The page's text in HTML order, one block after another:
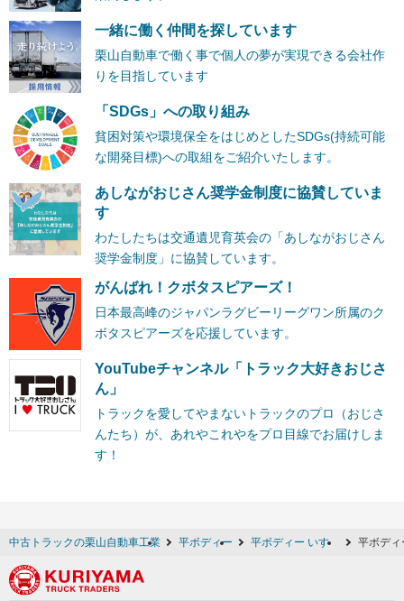
一緒に働く仲間を探しています
栗山自動車で働く事で個人の夢が実現できる会社作
りを目指しています
「SDGs」への取り組み
貧困対策や環境保全をはじめとしたSDGs(持続可能
な開発目標)への取組をご紹介いたします。
あしながおじさん奨学金制度に協賛していま
す
わたしたちは交通遺児育英会の「あしながおじさん
奨学金制度」に協賛しています。
がんばれ！クボタスピアーズ！
日本最高峰のジャパンラグビーリーグワン所属のク
ボタスピアーズを応援しています。
YouTubeチャンネル「トラック大好きおじさ
ん」
トラックを愛してやまないトラックのプロ（おじさ
んたち）が、あれやこれやをプロ目線でお届けしま
す！
中古トラックの栗山自動車工業 平ボディー 平ボディー いすゞ 平ボディ